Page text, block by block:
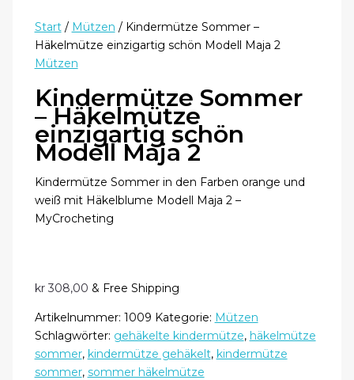
Start/ Mützen / Kindermütze Sommer –
Häkelmütze einzigartig schön Modell Maja 2
Mützen
Kindermütze Sommer
– Häkelmütze
einzigartig schön
Modell Maja 2
Kindermütze Sommer in den Farben orange und
weiß mit Häkelblume Modell Maja 2 –
MyCrocheting
kr308,00 & Free Shipping
Artikelnummer: 1009 Kategorie: Mützen
Schlagwörter: gehäkelte kindermütze, häkelmütze
sommer, kindermütze gehäkelt, kindermütze
sommer, sommer häkelmütze